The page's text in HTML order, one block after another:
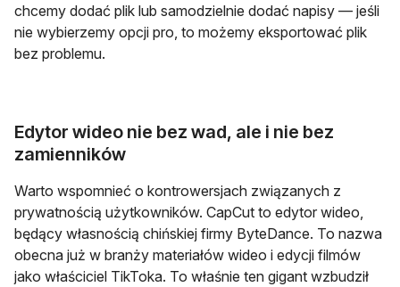
chcemy dodać plik lub samodzielnie dodać napisy — jeśli
nie wybierzemy opcji pro, to możemy eksportować plik
bez problemu.
Edytor wideo nie bez wad, ale i nie bez
zamienników
Warto wspomnieć o kontrowersjach związanych z
prywatnością użytkowników. CapCut to edytor wideo,
będący własnością chińskiej firmy ByteDance. To nazwa
obecna już w branży materiałów wideo i edycji filmów
jako właściciel TikToka. To właśnie ten gigant wzbudził